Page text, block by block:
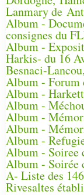
Lanmary de
Album -
consignes du
Album -
Harkis- du 16
Besnaci-Lancou,
Album - Forum
Album -
Album -
Album -
Album -
Album -
Album - Soiree
Album - Soirée
A- Liste des
Rivesaltes